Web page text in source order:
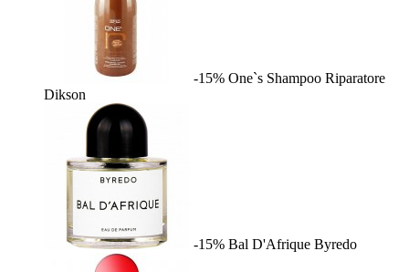
-15% One`s Shampoo Riparatore
Dikson
-15% Bal D'Afrique Byredo